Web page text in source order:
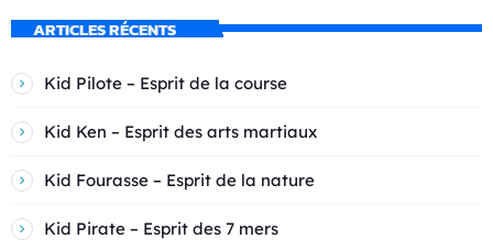
ARTICLES RÉCENTS
Kid Pilote – Esprit de la course
Kid Ken – Esprit des arts martiaux
Kid Fourasse – Esprit de la nature
Kid Pirate – Esprit des 7 mers